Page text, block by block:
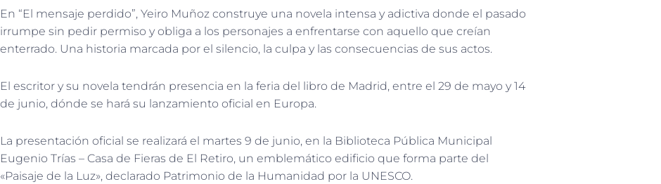
En “El mensaje perdido”, Yeiro Muñoz construye una novela intensa y adictiva donde el pasado
irrumpe sin pedir permiso y obliga a los personajes a enfrentarse con aquello que creían
enterrado. Una historia marcada por el silencio, la culpa y las consecuencias de sus actos.
El escritor y su novela tendrán presencia en la feria del libro de Madrid, entre el 29 de mayo y 14
de junio, dónde se hará su lanzamiento oficial en Europa.
La presentación oficial se realizará el martes 9 de junio, en la Biblioteca Pública Municipal
Eugenio Trías – Casa de Fieras de El Retiro, un emblemático edificio que forma parte del
«Paisaje de la Luz», declarado Patrimonio de la Humanidad por la UNESCO.